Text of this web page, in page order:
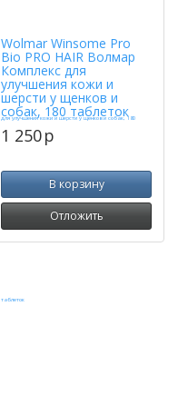
Wolmar Winsome Pro
Bio PRO HAIR Волмар
Комплекс для
улучшения кожи и
шерсти у щенков и
собак, 180 таблеток
1 250p
В корзину
Отложить